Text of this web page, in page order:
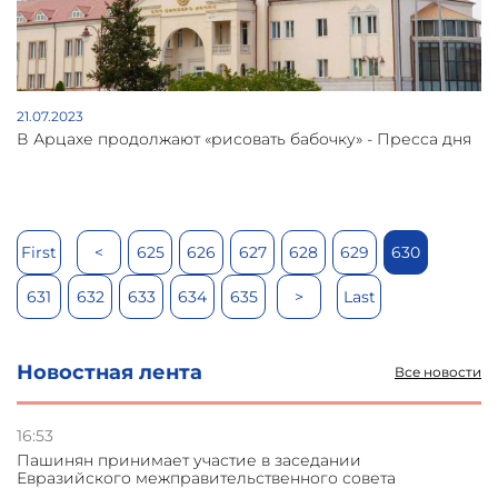
21.07.2023
В Арцахе продолжают «рисовать бабочку» - Пресса дня
First < 625 626 627 628 629 630
631 632 633 634 635 > Last
Новостная лента Все новости
16:53
Пашинян принимает участие в заседании
Евразийского межправительственного совета